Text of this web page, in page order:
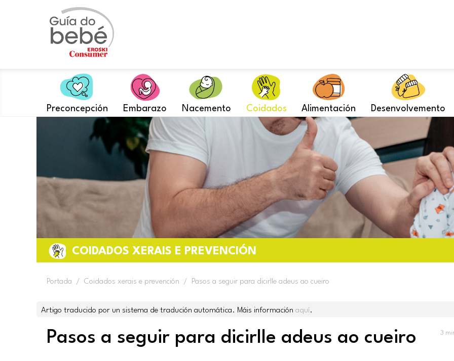
Preconcepción Embarazo Nacemento Coidados Alimentación Desenvolvemento
COIDADOS XERAIS E PREVENCIÓN
Portada / Coidados xerais e prevención / Pasos a seguir para dicirlle adeus ao cueiro
Artigo traducido por un sistema de tradución automática. Máis información aquí.
Pasos a seguir para dicirlle adeus ao cueiro 3